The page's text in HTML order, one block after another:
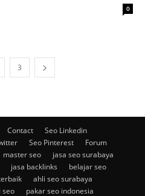
0
3
Contact
Seo Linkedin
Seo Pinterest
Forum
master seo
jasa seo surabaya
jasa backlinks
belajar seo
ahli seo surabaya
seo pakar seo indonesia